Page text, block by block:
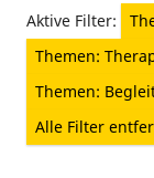
Aktive Filter:
Themen:
Themen:
Alle Filter